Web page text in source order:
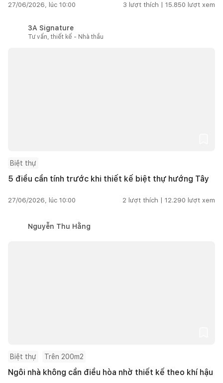
27/06/2026, lúc 10:00 3 lượt thích | 15.850 lượt xem
3A Signature
Tư vấn, thiết kế - Nhà thầu
Biệt thự
5 điều cần tính trước khi thiết kế biệt thự hướng Tây
27/06/2026, lúc 10:00 2 lượt thích | 12.290 lượt xem
Nguyễn Thu Hằng
Biệt thự Trên 200m2
Ngôi nhà không cần điều hòa nhờ thiết kế theo khí hậu